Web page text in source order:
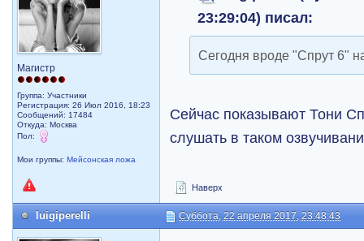
Магистр
Группа: Участники
Регистрация: 26 Июл 2016, 18:23
Сообщений: 17484
Откуда: Москва
Пол:
Мои группы:Мейсонская ложа
23:29:04) писал:
Сегодня вроде "Спрут 6"
Сейчас показывают Тони
слушать в таком
Наверх
luigiperelli Суббота, 22 апреля 2017, 23:48:43